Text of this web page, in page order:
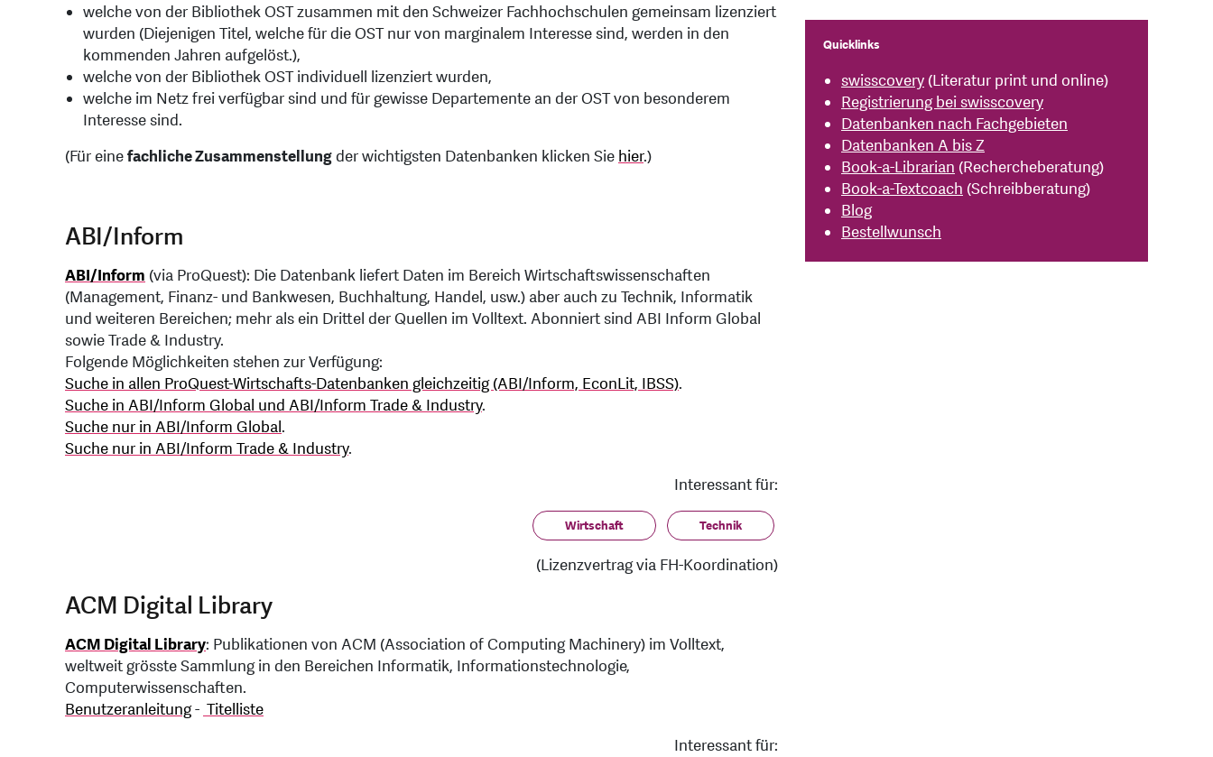
welche von der Bibliothek OST zusammen mit den Schweizer Fachhochschulen gemeinsam lizenziert
wurden (Diejenigen Titel, welche für die OST nur von marginalem Interesse sind, werden in den
kommenden Jahren aufgelöst.),
welche von der Bibliothek OST individuell lizenziert wurden,
welche im Netz frei verfügbar sind und für gewisse Departemente an der OST von besonderem
Interesse sind.
(Für einefachliche Zusammenstellungder wichtigsten Datenbanken klicken Sie hier.)
ABI/Inform
ABI/Inform (via ProQuest): Die Datenbank liefert Daten im Bereich Wirtschaftswissenschaften
(Management, Finanz- und Bankwesen, Buchhaltung, Handel, usw.) aber auch zu Technik, Informatik
und weiteren Bereichen; mehr als ein Drittel der Quellen im Volltext. Abonniert sind ABI Inform Global
sowie Trade & Industry.
Folgende Möglichkeiten stehen zur Verfügung:
Suche in allen ProQuest-Wirtschafts-Datenbanken gleichzeitig (ABI/Inform, EconLit, IBSS).
Suche in ABI/Inform Global und ABI/Inform Trade & Industry.
Suche nur in ABI/Inform Global.
Suche nur in ABI/Inform Trade & Industry.
Interessant für:
Wirtschaft Technik
(Lizenzvertrag via FH-Koordination)
ACM Digital Library
ACM Digital Library: Publikationen von ACM (Association of Computing Machinery) im Volltext,
weltweit grösste Sammlung in den Bereichen Informatik, Informationstechnologie,
Computerwissenschaften.
Benutzeranleitung- Titelliste
Interessant für:
Quicklinks
swisscovery (Literatur print und online)
Registrierung bei swisscovery
Datenbanken nach Fachgebieten
Datenbanken A bis Z
Book-a-Librarian (Rechercheberatung)
Book-a-Textcoach (Schreibberatung)
Blog
Bestellwunsch